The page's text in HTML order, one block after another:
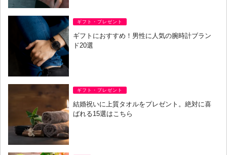
ギフト・プレゼント
ギフトにおすすめ！男性に人気の腕時計ブラン
ド20選
ギフト・プレゼント
結婚祝いに上質タオルをプレゼント。絶対に喜
ばれる15選はこちら